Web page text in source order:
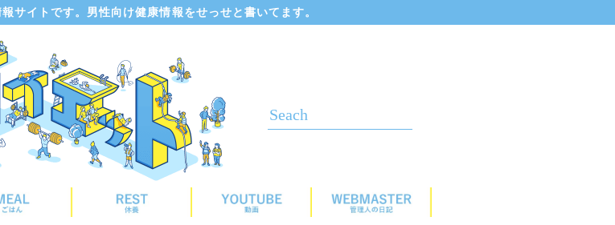
サイトです。男性向け健康情報をせっせと書いてます。